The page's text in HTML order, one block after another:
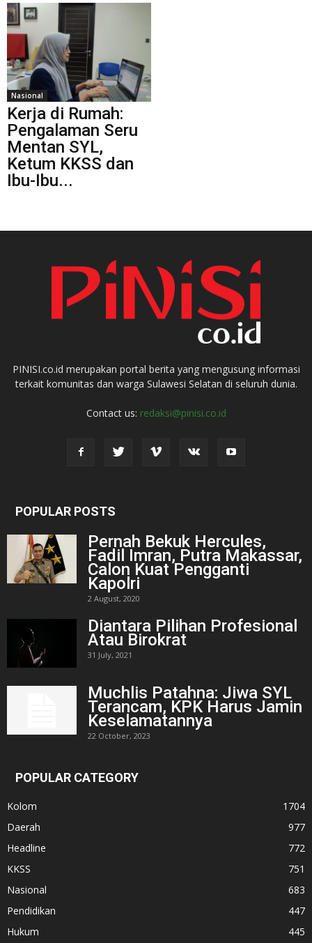
Nasional
Kerja di Rumah:
Pengalaman Seru
Mentan SYL,
Ketum KKSS dan
Ibu-Ibu...
PINISI.co.id merupakan portal berita yang mengusung informasi
terkait komunitas dan warga Sulawesi Selatan di seluruh dunia.
Contact us: redaksi@pinisi.co.id
POPULAR POSTS
Pernah Bekuk Hercules,
Fadil Imran, Putra Makassar,
Calon Kuat Pengganti
Kapolri
2 August, 2020
Diantara Pilihan Profesional
Atau Birokrat
31 July, 2021
Muchlis Patahna: Jiwa SYL
Terancam, KPK Harus Jamin
Keselamatannya
22 October, 2023
POPULAR CATEGORY
Kolom
1704
Daerah
977
Headline
772
KKSS
751
Nasional
683
Pendidikan
447
Hukum
445